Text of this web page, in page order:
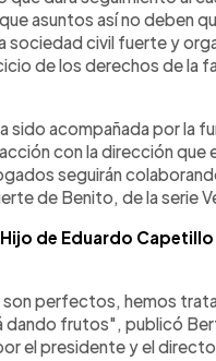
asuntos así no deben
sociedad civil fuerte y
de los derechos de la
sido acompañada por la
con la dirección que
seguirán
de Benito, de la serie
de Eduardo
perfectos, hemos
dando frutos", publicó
el presidente y el